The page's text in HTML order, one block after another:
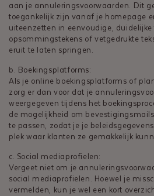
aan je annuleringsvoorwaarden. Dit
toegankelijk zijn vanaf je homepage
uiteenzetten in eenvoudige, duidelijke
opsommingstekens of vetgedrukte
eruit te laten springen.
b. Boekingsplatforms:
Als je online boekingsplatforms of
zorg er dan voor dat je
weergegeven tijdens het
de mogelijkheid om
te passen, zodat je je
plek waar klanten ze gemakkelijk
c. Social mediaprofielen:
Vergeet niet om je
social mediaprofielen. Hoewel je
vermelden, kun je wel een kort